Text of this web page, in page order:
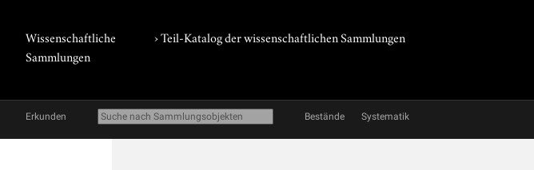
Wissenschaftliche
Sammlungen
› Teil-Katalog der wissenschaftlichen Sammlungen
Erkunden Bestände Systematik